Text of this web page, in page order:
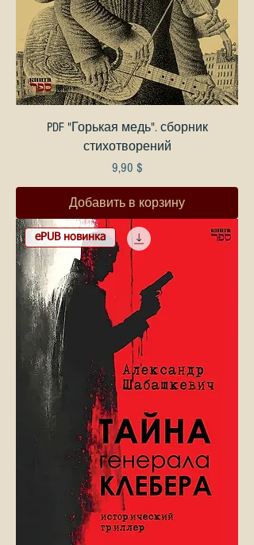
PDF "Горькая медь". сборник
стихотворений
Цена
9,90 $
Добавить в корзину
ePUB новинка